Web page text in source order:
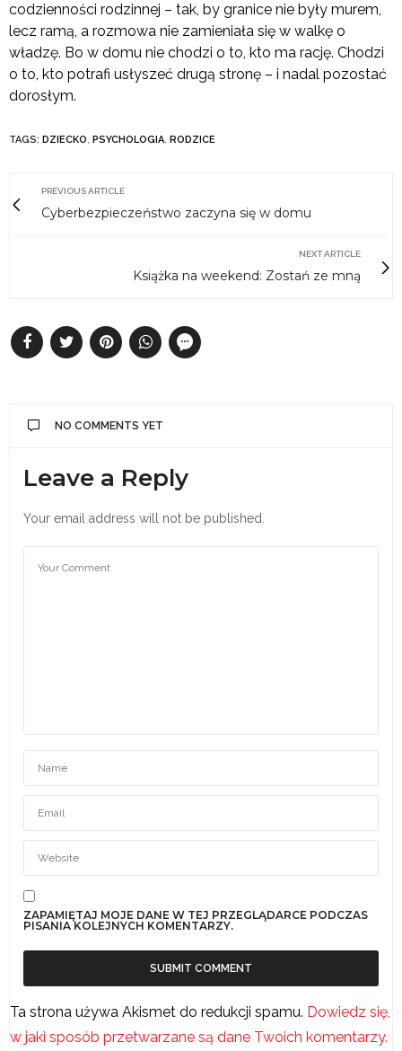
codzienności rodzinnej – tak, by granice nie były murem,
lecz ramą, a rozmowa nie zamieniała się w walkę o
władzę. Bo w domu nie chodzi o to, kto ma rację. Chodzi
o to, kto potrafi usłyszeć drugą stronę – i nadal pozostać
dorosłym.
TAGS: DZIECKO, PSYCHOLOGIA, RODZICE
PREVIOUS ARTICLE
Cyberbezpieczeństwo zaczyna się w domu
NEXT ARTICLE
Książka na weekend: Zostań ze mną
NO COMMENTS YET
Leave a Reply
Your email address will not be published.
ZAPAMIĘTAJ MOJE DANE W TEJ PRZEGLĄDARCE PODCZAS
PISANIA KOLEJNYCH KOMENTARZY.
Ta strona używa Akismet do redukcji spamu. Dowiedz się,
w jaki sposób przetwarzane są dane Twoich komentarzy.